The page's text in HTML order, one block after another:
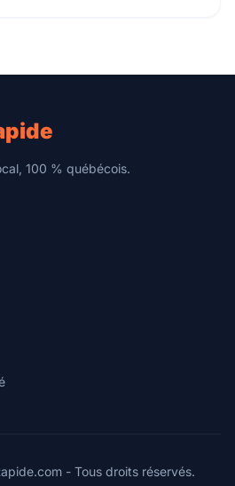
100 % québécois.
- Tous droits réservés.